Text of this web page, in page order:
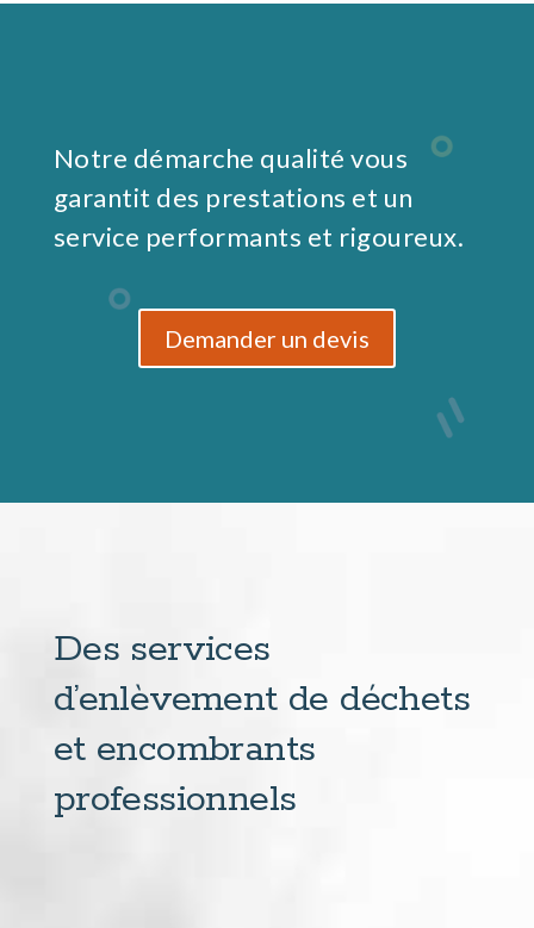
Notre démarche qualité vous
garantit des prestations et un
service performants et rigoureux.
Demander un devis
Des services
d’enlèvement de déchets
et encombrants
professionnels